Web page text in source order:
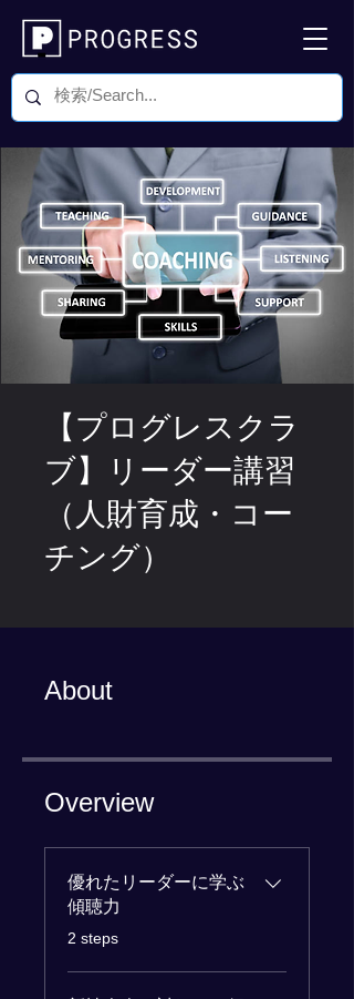
【プログレスクラ
ブ】リーダー講習
（人財育成・コー
チング）
About
Overview
優れたリーダーに学ぶ
傾聴力
.2 steps